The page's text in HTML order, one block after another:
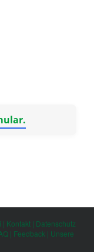
| Kontakt | Datenschutz
| Feedback | Unsere